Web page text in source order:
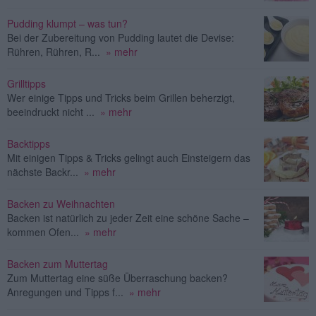
Pudding klumpt – was tun?
Bei der Zubereitung von Pudding lautet die Devise:
Rühren, Rühren, R... » mehr
Grilltipps
Wer einige Tipps und Tricks beim Grillen beherzigt,
beeindruckt nicht ... » mehr
Backtipps
Mit einigen Tipps & Tricks gelingt auch Einsteigern das
nächste Backr... » mehr
Backen zu Weihnachten
Backen ist natürlich zu jeder Zeit eine schöne Sache –
kommen Ofen... » mehr
Backen zum Muttertag
Zum Muttertag eine süße Überraschung backen?
Anregungen und Tipps f... » mehr